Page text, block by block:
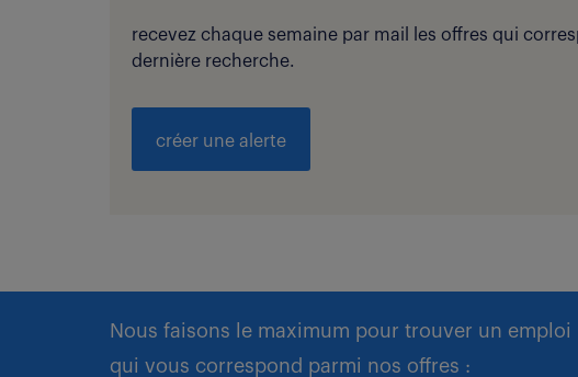
recevez chaque semaine par mail les offres qui
dernière recherche.
créer une alerte
Nous faisons le maximum pour trouver un emploi
qui vous correspond parmi nos offres :